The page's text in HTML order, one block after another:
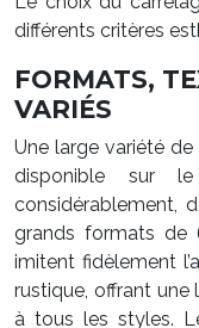
différents critères
FORMATS,
VARIÉS
Une large variété
disponible sur
considérablement,
grands formats de
imitent fidèlement
rustique, offrant une
à tous les styles.